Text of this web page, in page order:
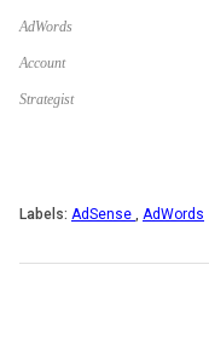
AdWords
Account
Strategist
Labels: AdSense , AdWords